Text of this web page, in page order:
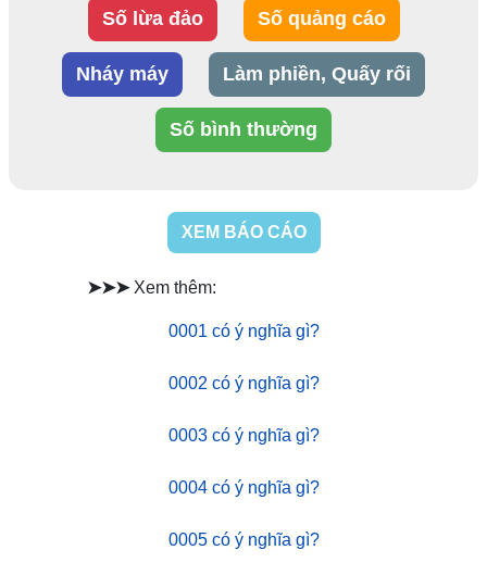
Số lừa đảo Số quảng cáo
Nháy máy Làm phiền, Quấy rối
Số bình thường
XEM BÁO CÁO
➤➤➤ Xem thêm:
0001 có ý nghĩa gì?
0002 có ý nghĩa gì?
0003 có ý nghĩa gì?
0004 có ý nghĩa gì?
0005 có ý nghĩa gì?